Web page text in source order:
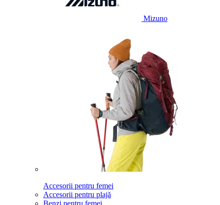
Mizuno
Accesorii pentru femei
Accesorii pentru plajă
Benzi pentru femei